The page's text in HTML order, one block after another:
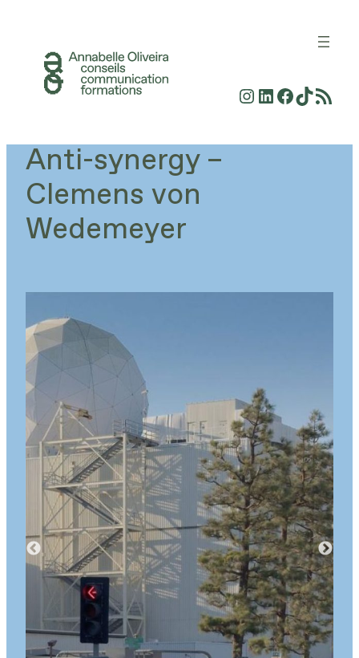
contenu
Instagram
LinkedIn
Facebook
TikTok
Flux RSS
Anti-synergy –
Clemens von
Wedemeyer